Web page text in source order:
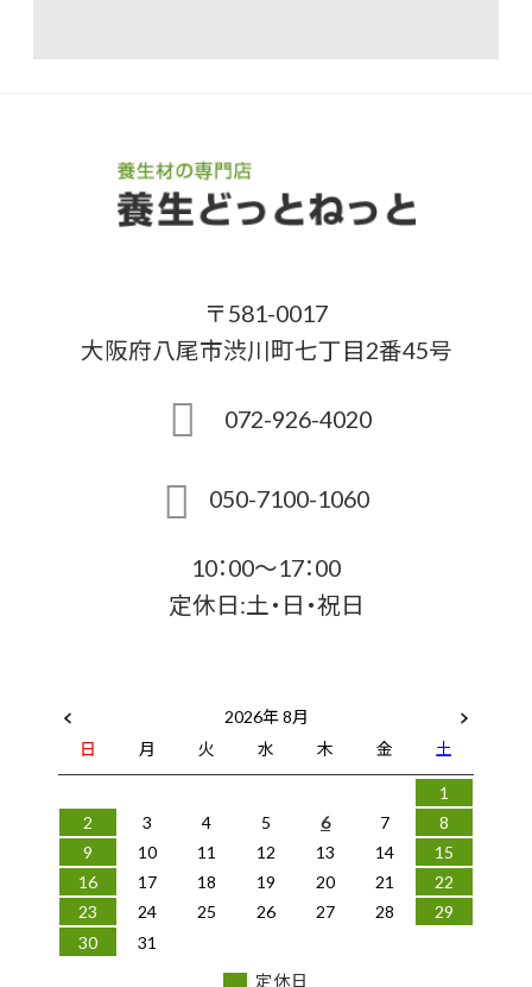
〒581-0017
大阪府八尾市渋川町七丁目2番45号
072-926-4020
050-7100-1060
10：00～17：00
定休日:土・日・祝日
2026年 8月
日
月 火 水 木 金
土
1
2
3 4 5 6 7
8
9
10 11 12 13 14
15
16
17 18 19 20 21
22
23
24 25 26 27 28
29
30
31
定休日